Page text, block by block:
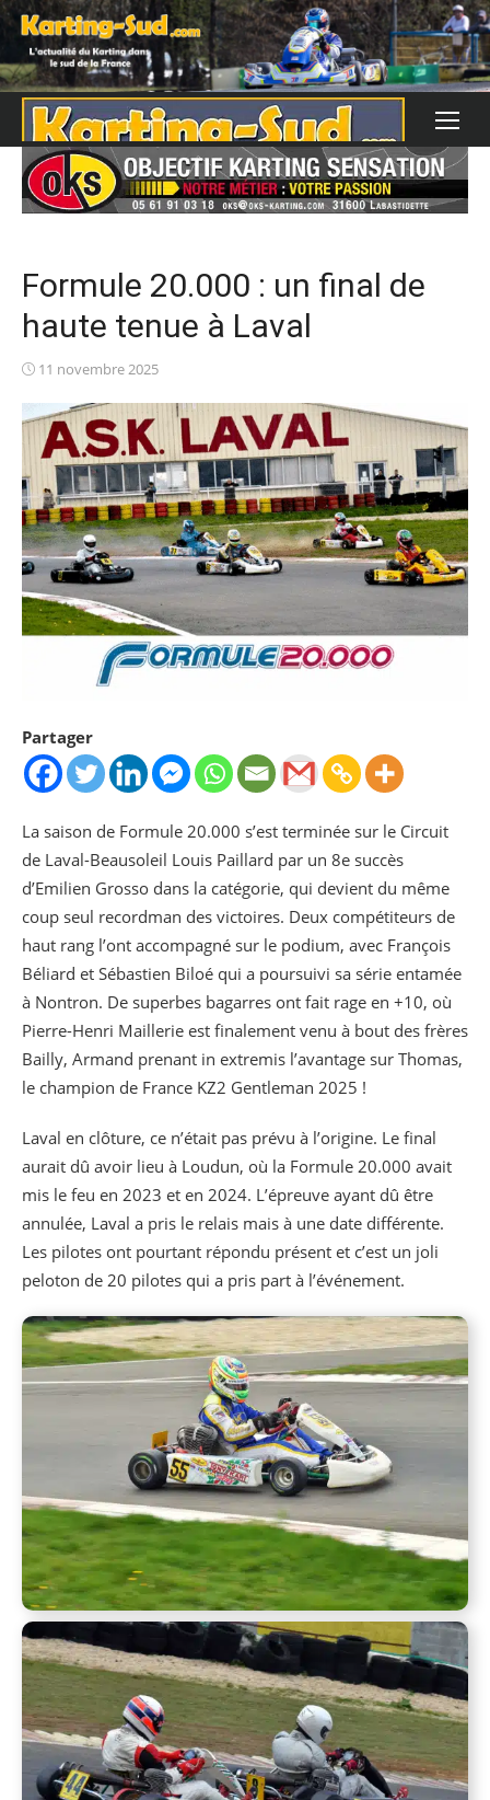
Skip
content
Formule 20.000 : un final de
haute tenue à Laval
Posted
11 novembre 2025
Partager
La saison de Formule 20.000 s’est terminée sur le Circuit
de Laval-Beausoleil Louis Paillard par un 8e succès
d’Emilien Grosso dans la catégorie, qui devient du même
coup seul recordman des victoires. Deux compétiteurs de
haut rang l’ont accompagné sur le podium, avec François
Béliard et Sébastien Biloé qui a poursuivi sa série entamée
à Nontron. De superbes bagarres ont fait rage en +10, où
Pierre-Henri Maillerie est finalement venu à bout des frères
Bailly, Armand prenant in extremis l’avantage sur Thomas,
le champion de France KZ2 Gentleman 2025 !
Laval en clôture, ce n’était pas prévu à l’origine. Le final
aurait dû avoir lieu à Loudun, où la Formule 20.000 avait
mis le feu en 2023 et en 2024. L’épreuve ayant dû être
annulée, Laval a pris le relais mais à une date différente.
Les pilotes ont pourtant répondu présent et c’est un joli
peloton de 20 pilotes qui a pris part à l’événement.